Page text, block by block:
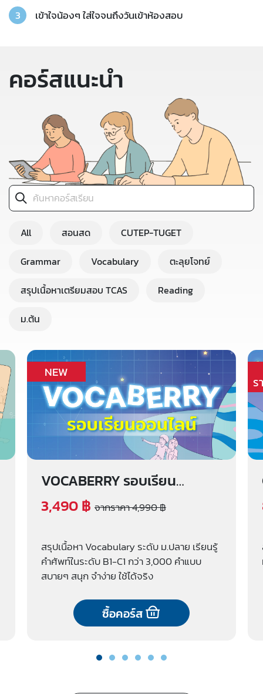
เข้าใจน้องๆ ใส่ใจจนถึงวันเข้าห้องสอบ
คอร์สแนะนำ
All สอนสด CUTEP-TUGET
Grammar Vocabulary ตะลุยโจทย์
สรุปเนื้อหาเตรียมสอบ TCAS Reading
ม.ต้น
NEW
VOCABERRY รอบเรียน
ออนไลน์
3,490 ฿ จากราคา 4,990 ฿
สรุปเนื้อหา Vocabulary ระดับ ม.ปลาย เรียนรู้
คำศัพท์ในระดับ B1-C1 กว่า 3,000 คำแบบ
สบายๆ สนุก จำง่าย ใช้ได้จริง
ซื้อคอร์ส
ร